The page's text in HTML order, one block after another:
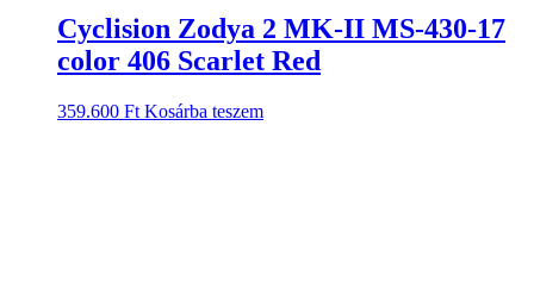
Cyclision Zodya 2 MK-II MS-430-17
color 406 Scarlet Red
359.600 Ft Kosárba teszem